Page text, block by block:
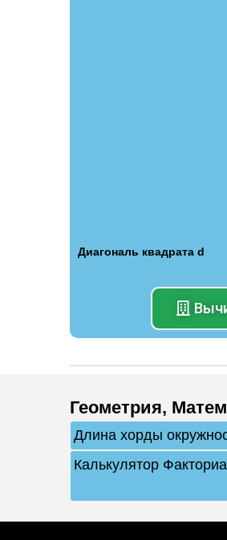
Диагональ квадрата d
Геометрия,
Длина хорды
Калькулятор